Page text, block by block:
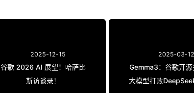
2025-12-15
谷歌 2026 AI 展望！哈萨比
斯访谈录！
2025-03-12
Gemma3：谷歌开
大模型打败